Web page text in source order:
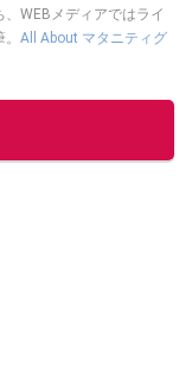
WEBメディアではライ
All About マタニティグ
トの他の記事を読む